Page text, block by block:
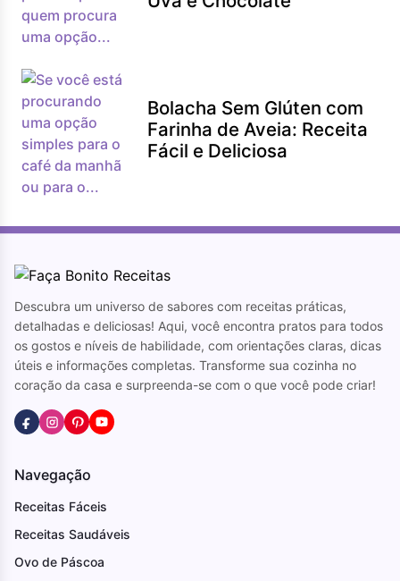
Bolacha Sem Glúten com
Farinha de Aveia: Receita
Fácil e Deliciosa
Descubra um universo de sabores com receitas práticas,
detalhadas e deliciosas! Aqui, você encontra pratos para todos
os gostos e níveis de habilidade, com orientações claras, dicas
úteis e informações completas. Transforme sua cozinha no
coração da casa e surpreenda-se com o que você pode criar!
Navegação
Receitas Fáceis
Receitas Saudáveis
Ovo de Páscoa